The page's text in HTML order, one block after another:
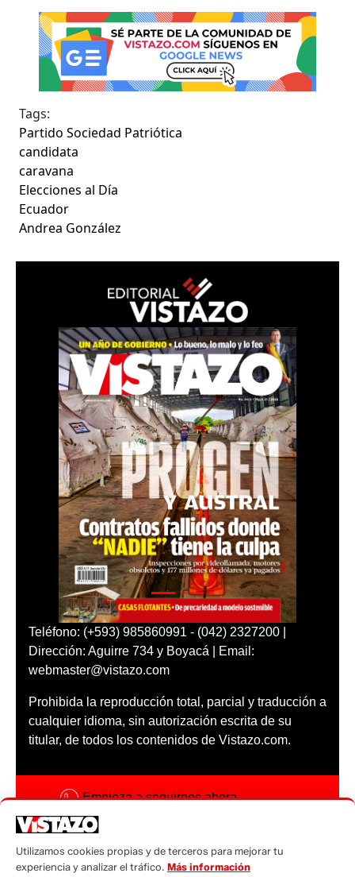
Tags:
Partido Sociedad Patriótica
candidata
caravana
Elecciones al Día
Ecuador
Andrea González
Teléfono: (+593) 985860991 - (042) 2327200 |
Dirección: Aguirre 734 y Boyacá | Email:
webmaster@vistazo.com
Prohibida la reproducción total, parcial y traducción a
cualquier idioma, sin autorización escrita de su
titular, de todos los contenidos de Vistazo.com.
Empieza a seguirnos ahora
Código ética
Utilizamos cookies propias y de terceros para mejorar tu
experiencia y analizar el tráfico. Más información